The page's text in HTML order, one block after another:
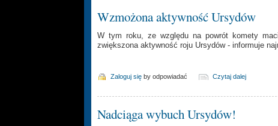
Wzmożona aktywność Ursydów
W tym roku, ze względu na powrót komety
zwiększona aktywność roju Ursydów - informuje
Zaloguj się by odpowiadać Czytaj dalej
Nadciąga wybuch Ursydów!